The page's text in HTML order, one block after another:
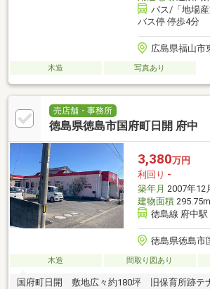
バス/「地場産
バス停 停歩4分
広島県福山市
木造 写真あり
売店舗・事務所
徳島県徳島市国府町日開 府中
3,380万円
利回り -
築年月 2007年12
建物面積295.75m
徳島線 府中駅
徳島県徳島市
木造 間取り図あり
国府町日開 敷地広々約180坪 旧保育所跡テ